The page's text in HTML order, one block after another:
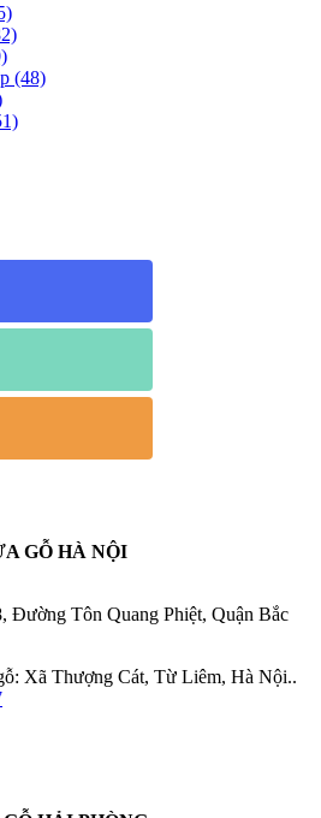
(48)
GỖ HÀ NỘI
Đường Tôn Quang Phiệt, Quận Bắc
Xã Thượng Cát, Từ Liêm, Hà Nội..